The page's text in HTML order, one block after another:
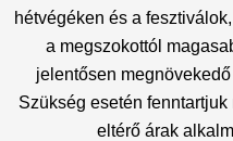
hétvégéken és a
a megszokottól
jelentősen
Szükség esetén
eltérő árak